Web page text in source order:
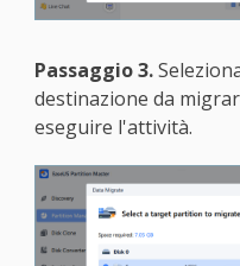
Passaggio 3.
destinazione da
eseguire l'attività.